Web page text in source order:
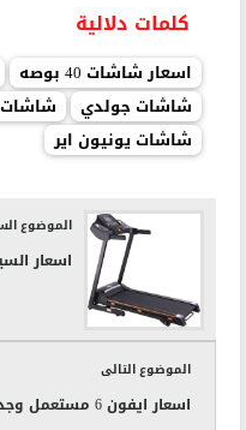
كلمات دلالية
اسعار شاشات 40 بوصه
شاشات جولدي
شاشات يونيون اير
الموضوع
اسعار
الموضوع التالى
اسعار ايفون 6 مستعمل وجديد في مصر